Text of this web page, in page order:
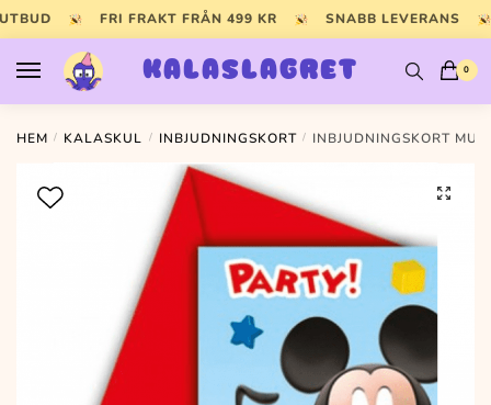
Skip
to
navigation
Skip
to
content
FRI FRAKT FRÅN 499 KR SNABB LEVERANS
KALASLAGRET 0
HEM / KALASKUL / INBJUDNINGSKORT / INBJUDNINGSKORT
🔍